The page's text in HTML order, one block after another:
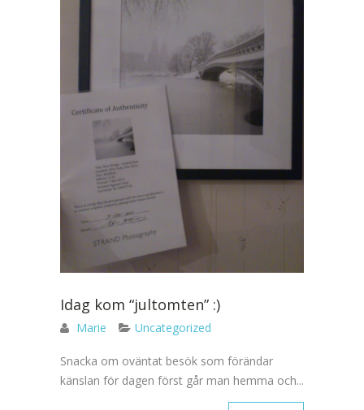
Idag kom “jultomten” :)
Marie Uncategorized
Snacka om oväntat besök som förändar
känslan för dagen först går man hemma och...